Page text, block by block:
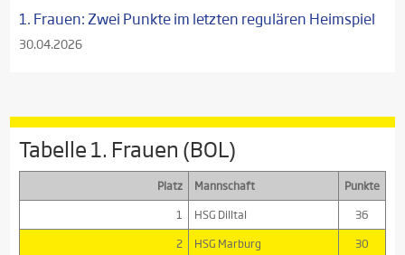
1. Frauen: Zwei Punkte im letzten regulären Heimspiel
30.04.2026
Tabelle 1. Frauen (BOL)
Platz Mannschaft
Punkte
1
HSG Dilltal
36
2
HSG Marburg
30